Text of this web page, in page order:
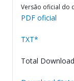
Versão oficial do
PDF oficial
TXT*
Total